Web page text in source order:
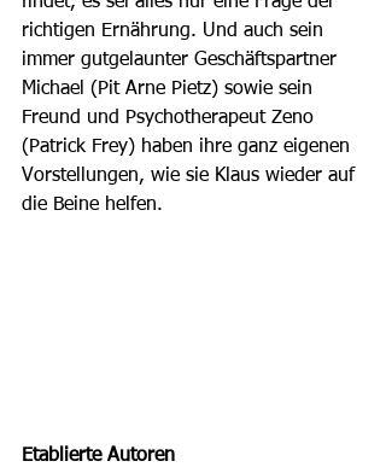
richtigen Ernährung. Und auch sein
immer gutgelaunter Geschäftspartner
Michael (Pit Arne Pietz) sowie sein
Freund und Psychotherapeut Zeno
(Patrick Frey) haben ihre ganz eigenen
Vorstellungen, wie sie Klaus wieder auf
die Beine helfen.
Etablierte Autoren